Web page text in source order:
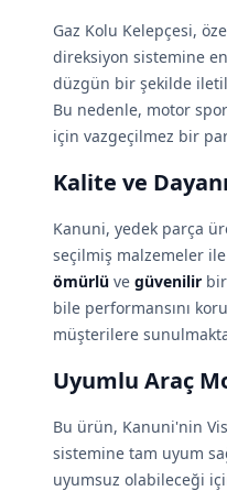
Gaz Kolu Kelepçesi,
direksiyon sistemine
düzgün bir şekilde
Bu nedenle, motor
için vazgeçilmez bir
Kalite ve
Kanuni, yedek parça
seçilmiş malzemeler
ömürlü ve güvenilir
bile performansını
müşterilere
Uyumlu Araç
Bu ürün, Kanuni'nin
sistemine tam uyum
uyumsuz olabileceği